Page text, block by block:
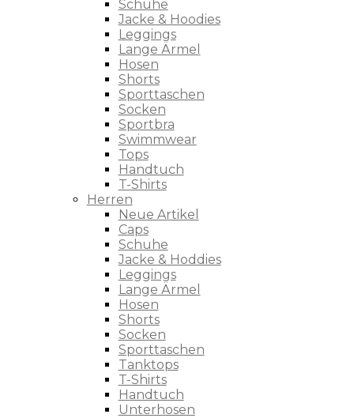
Schuhe
Jacke & Hoodies
Leggings
Lange Ärmel
Hosen
Shorts
Sporttaschen
Socken
Sportbra
Swimmwear
Tops
Handtuch
T-Shirts
Herren
Neue Artikel
Caps
Schuhe
Jacke & Hoddies
Leggings
Lange Ärmel
Hosen
Shorts
Socken
Sporttaschen
Tanktops
T-Shirts
Handtuch
Unterhosen